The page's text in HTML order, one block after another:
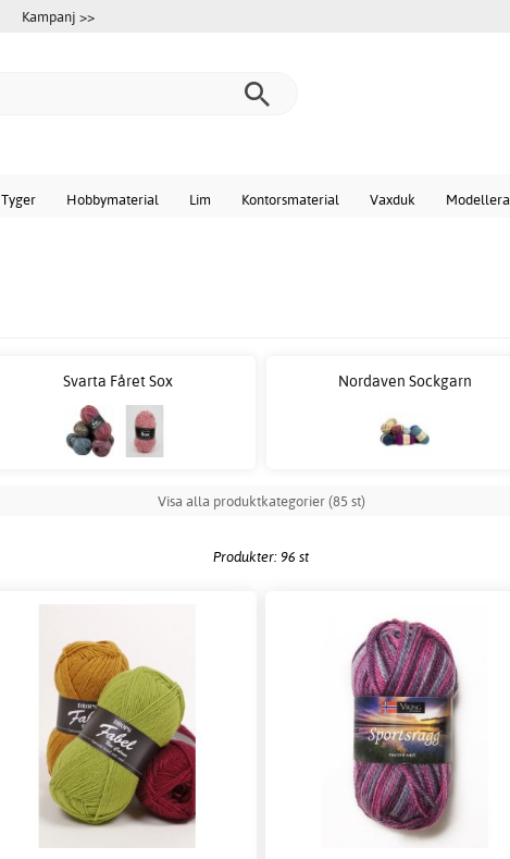
Kampanj >>
Tyger Hobbymaterial Lim Kontorsmaterial Vaxduk Modellera
Svarta Fåret Sox Nordaven Sockgarn
Visa alla produktkategorier (85 st)
Produkter: 96 st